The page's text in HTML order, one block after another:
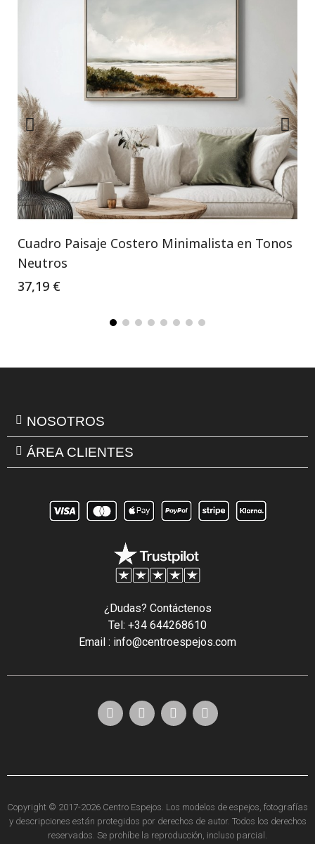
Cuadro Paisaje Costero Minimalista en Tonos
Neutros
37,19 €
NOSOTROS
ÁREA CLIENTES
¿Dudas? Contáctenos
Tel: +34 644268610
Email : info@centroespejos.com
Copyright © 2017-2026 Centro Espejos. Los modelos de espejos, fotografías
y descripciones están protegidos por derechos de autor. Todos los derechos
reservados. Se prohíbe la reproducción, incluso parcial.